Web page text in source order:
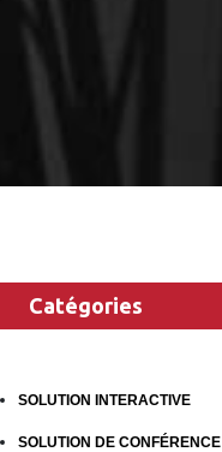
Catégories
SOLUTION INTERACTIVE
SOLUTION DE CONFÉRENCE